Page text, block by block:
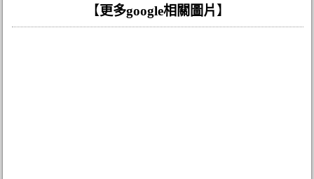
【更多google相關圖片】